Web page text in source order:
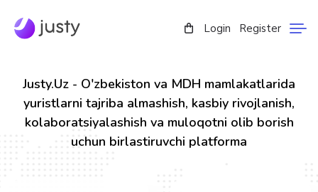
Login Register
Justy.Uz - O'zbekiston va MDH mamlakatlarida
yuristlarni tajriba almashish, kasbiy rivojlanish,
kolaboratsiyalashish va muloqotni olib borish
uchun birlastiruvchi platforma